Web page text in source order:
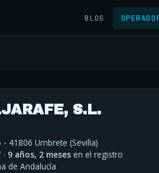
BLOG
S.L.
41806 Umbrete (Sevilla)
9 años, 2 meses en el registro
de Andalucía